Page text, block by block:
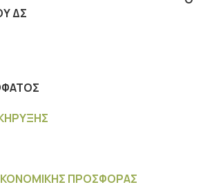
ΔΣ
ΠΡΟΣΦΟΡΑΣ